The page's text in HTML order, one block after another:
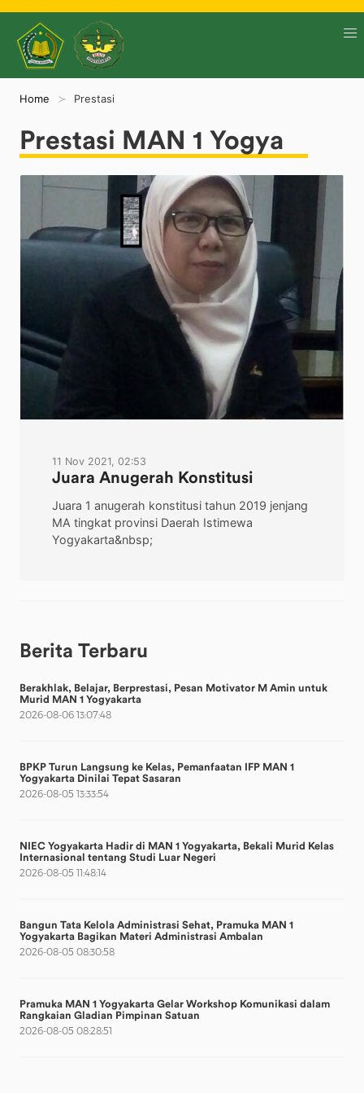
Home Prestasi
Prestasi MAN 1 Yogya
11 Nov 2021, 02:53
Juara Anugerah Konstitusi
Juara 1 anugerah konstitusi tahun 2019 jenjang
MA tingkat provinsi Daerah Istimewa
Yogyakarta&nbsp;
Berita Terbaru
Berakhlak, Belajar, Berprestasi, Pesan Motivator M Amin untuk
Murid MAN 1 Yogyakarta
2026-08-06 13:07:48
BPKP Turun Langsung ke Kelas, Pemanfaatan IFP MAN 1
Yogyakarta Dinilai Tepat Sasaran
2026-08-05 13:33:54
NIEC Yogyakarta Hadir di MAN 1 Yogyakarta, Bekali Murid Kelas
Internasional tentang Studi Luar Negeri
2026-08-05 11:48:14
Bangun Tata Kelola Administrasi Sehat, Pramuka MAN 1
Yogyakarta Bagikan Materi Administrasi Ambalan
2026-08-05 08:30:58
Pramuka MAN 1 Yogyakarta Gelar Workshop Komunikasi dalam
Rangkaian Gladian Pimpinan Satuan
2026-08-05 08:28:51